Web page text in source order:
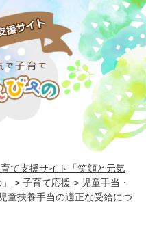
て支援サイト「笑顔と元気
> 子育て応援 > 児童手当・
児童扶養手当の適正な受給につ